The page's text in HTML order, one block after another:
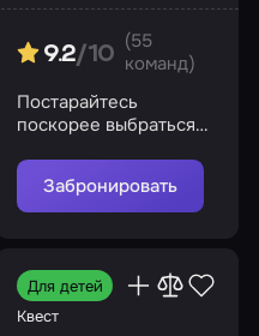
9.2/10
(55
команд)
Постарайтесь
поскорее выбраться
рискуете быть
пойманными
Забронировать
Для детей
Квест